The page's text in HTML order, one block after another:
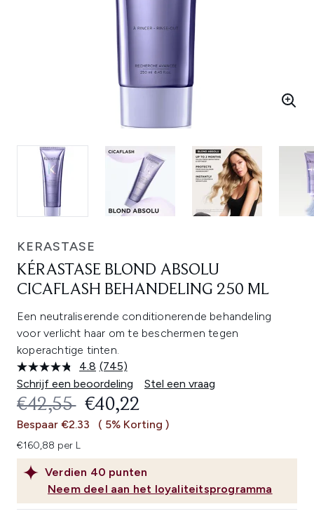
KERASTASE
KÉRASTASE BLOND ABSOLU
CICAFLASH BEHANDELING 250 ML
Een neutraliserende conditionerende behandeling
voor verlicht haar om te beschermen tegen
koperachtige tinten.
4.8 Lees
745
beoordelingen.
Dezelfde
paginalink.
(745)
Schrijf een beoordeling
Stel een vraag
Verdien 40 punten
Neem deel aan het loyaliteitsprogramma
RECOMMENDED RETAIL PRICE:
€42,55 HUIDIGE PRIJS:
€40,22
Bespaar €2.33 ( 5% Korting )
€160,88 per L